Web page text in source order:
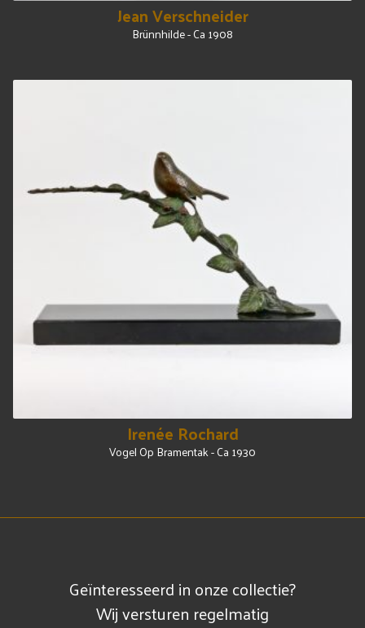
Jean Verschneider
Brünnhilde - Ca 1908
Irenée Rochard
Vogel Op Bramentak - Ca 1930
Geïnteresseerd in onze collectie?
Wij versturen regelmatig